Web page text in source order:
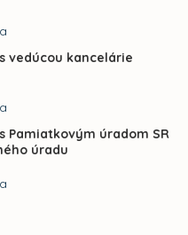
vedúcou kancelárie
Pamiatkovým úradom SR
úradu